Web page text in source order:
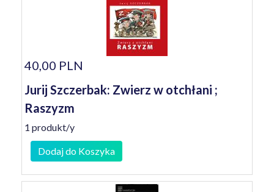
40,00 PLN
Jurij Szczerbak: Zwierz w otchłani ;
Raszyzm
1 produkt/y
Dodaj do Koszyka